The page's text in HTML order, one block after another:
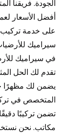
الجودة. فريقنا
أفضل الأسعار
على خدمة تركيب
في سيراميك
تقدم لك الحل
يضمن لك مظهرًا
المتخصص في
تضمن تركيبًا
مكاتب. نحن